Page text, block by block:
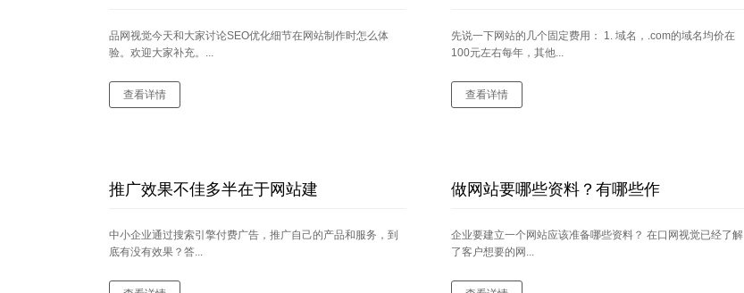
品网视觉今天和大家讨论SEO优化细节在网站制作时怎么体
验。欢迎大家补充。...
查看详情
先说一下网站的几个固定费用： 1. 域名，.com的域名均价在
100元左右每年，其他...
查看详情
推广效果不佳多半在于网站建
中小企业通过搜索引擎付费广告，推广自己的产品和服务，到
底有没有效果？答...
做网站要哪些资料？有哪些作
企业要建立一个网站应该准备哪些资料？ 在口网视觉已经了解
了客户想要的网...